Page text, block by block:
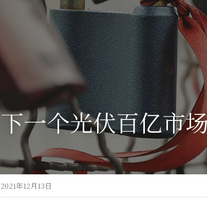
下一个光伏百亿市
2021年12月13日